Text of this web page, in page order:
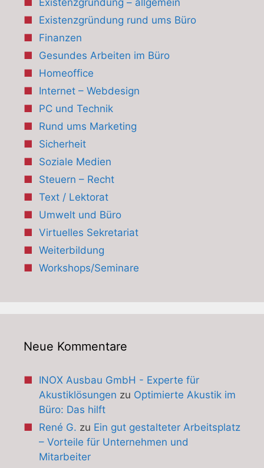
Existenzgründung – allgemein
Existenzgründung rund ums Büro
Finanzen
Gesundes Arbeiten im Büro
Homeoffice
Internet – Webdesign
PC und Technik
Rund ums Marketing
Sicherheit
Soziale Medien
Steuern – Recht
Text / Lektorat
Umwelt und Büro
Virtuelles Sekretariat
Weiterbildung
Workshops/Seminare
Neue Kommentare
INOX Ausbau GmbH - Experte für
Akustiklösungen zu Optimierte Akustik im
Büro: Das hilft
René G. zu Ein gut gestalteter Arbeitsplatz
– Vorteile für Unternehmen und
Mitarbeiter